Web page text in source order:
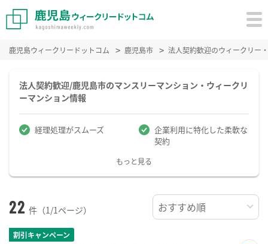
鹿児島ウィークリードットコム 鹿児島市 法人契約歓迎のウィークリー
法人契約歓迎/鹿児島市のマンスリーマンション・ウィークリ
ーマンション情報
経理処理がスムーズ
企業利用に特化した柔軟な
契約
もっと見る
22 件（1/1ページ）
割引キャンペーン